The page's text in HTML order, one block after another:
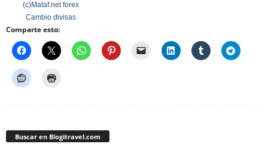
(c)Mataf.netforex
Cambio divisas
Comparte esto:
Buscar en Blogitravel.com